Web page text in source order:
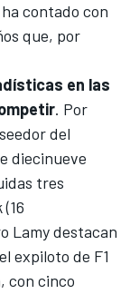
contado con
que, por
en las
. Por
del
diecinueve
tres
(16
Lamydestacan
expiloto de F1
con cinco